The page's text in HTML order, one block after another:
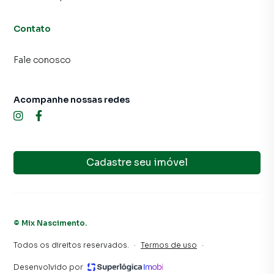
Contato
Fale conosco
Cadastre seu imóvel
Acompanhe nossas redes
© Mix Nascimento.
Todos os direitos reservados. · Termos de uso ·
Desenvolvido por